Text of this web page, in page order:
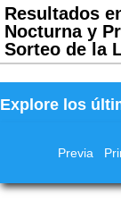
Resultados
Nocturna y
Sorteo de la
Explore los
Previa